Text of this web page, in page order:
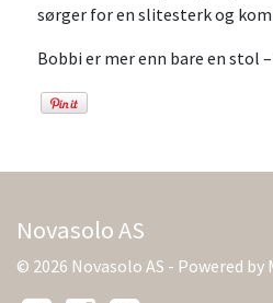
sørger for en slitesterk og
Bobbi er mer enn bare en
Novasolo AS
© 2026 Novasolo AS - Powered by